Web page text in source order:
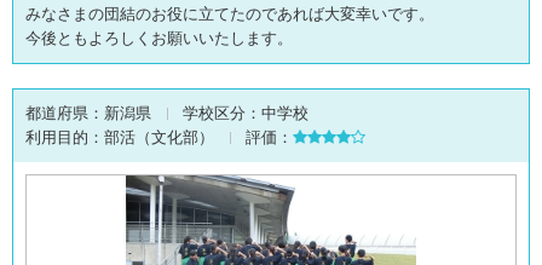
みなさまの団結のお役に立てたのであれば大変幸いです。
今後ともよろしくお願いいたします。
都道府県： 新潟県 学校区分： 中学校
利用目的： 部活（文化部） 評価：